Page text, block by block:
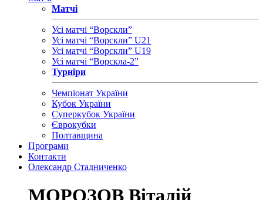
Матчі
Усі матчі “Ворскли”
Усі матчі “Ворскли” U21
Усі матчі “Ворскли” U19
Усі матчі “Ворскла-2”
Турніри
Чемпіонат України
Кубок України
Суперкубок України
Єврокубки
Полтавщина
Програми
Контакти
Олександр Стадниченко
МОРОЗОВ Віталій